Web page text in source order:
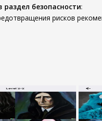
раздел безопасности:
рисков